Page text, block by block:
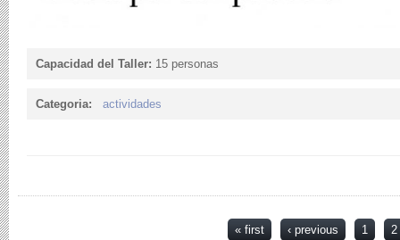
Capacidad del Taller: 15 personas
Categoria: actividades
« first ‹ previous 1 2